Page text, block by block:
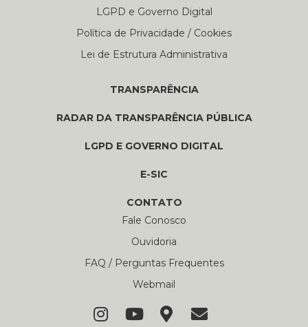
LGPD e Governo Digital
Política de Privacidade / Cookies
Lei de Estrutura Administrativa
TRANSPARÊNCIA
RADAR DA TRANSPARÊNCIA PÚBLICA
LGPD E GOVERNO DIGITAL
E-SIC
CONTATO
Fale Conosco
Ouvidoria
FAQ / Perguntas Frequentes
Webmail